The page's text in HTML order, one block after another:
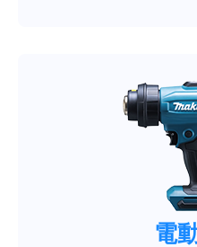
電